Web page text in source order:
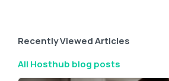
Recently Viewed Articles
All Hosthub blog posts